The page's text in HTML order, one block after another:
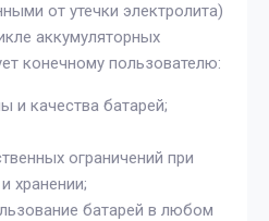
от утечки электролита)
аккумуляторных
конечному пользователю:
и качества батарей;
ограничений при
хранении;
батарей в любом